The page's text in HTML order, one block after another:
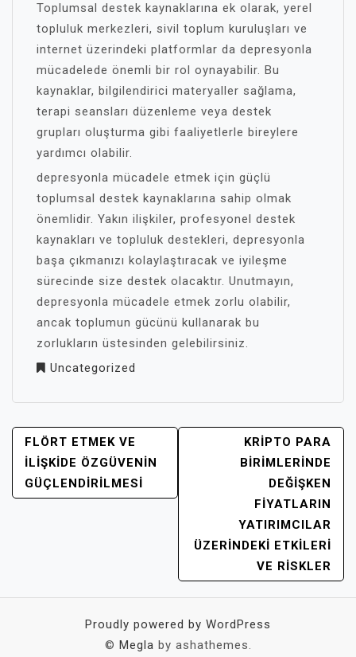
Toplumsal destek kaynaklarına ek olarak, yerel
topluluk merkezleri, sivil toplum kuruluşları ve
internet üzerindeki platformlar da depresyonla
mücadelede önemli bir rol oynayabilir. Bu
kaynaklar, bilgilendirici materyaller sağlama,
terapi seansları düzenleme veya destek
grupları oluşturma gibi faaliyetlerle bireylere
yardımcı olabilir.
depresyonla mücadele etmek için güçlü
toplumsal destek kaynaklarına sahip olmak
önemlidir. Yakın ilişkiler, profesyonel destek
kaynakları ve topluluk destekleri, depresyonla
başa çıkmanızı kolaylaştıracak ve iyileşme
sürecinde size destek olacaktır. Unutmayın,
depresyonla mücadele etmek zorlu olabilir,
ancak toplumun gücünü kullanarak bu
zorlukların üstesinden gelebilirsiniz.
Uncategorized
YAZI
GEZINMESI
FLÖRT ETMEK VE
İLIŞKIDE ÖZGÜVENIN
GÜÇLENDIRILMESI
KRIPTO PARA
BIRIMLERINDE
DEĞIŞKEN
FIYATLARIN
YATIRIMCILAR
ÜZERINDEKI ETKILERI
VE RISKLER
Proudly powered by WordPress
© Megla by ashathemes.